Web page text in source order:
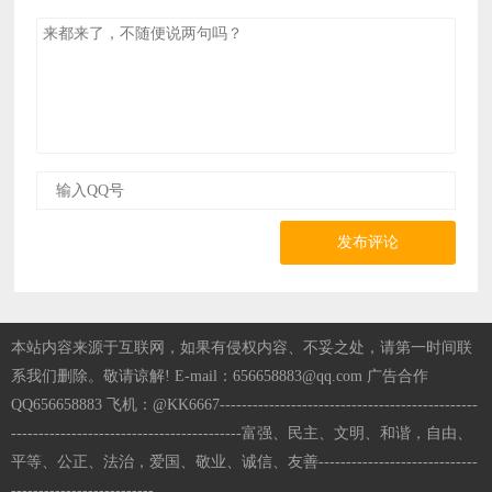
发布评论
本站内容来源于互联网，如果有侵权内容、不妥之处，请第一时间联
系我们删除。敬请谅解! E-mail：656658883@qq.com 广告合作
QQ656658883 飞机：@KK6667-----------------------------------------------
------------------------------------------富强、民主、文明、和谐，自由、
平等、公正、法治，爱国、敬业、诚信、友善-----------------------------